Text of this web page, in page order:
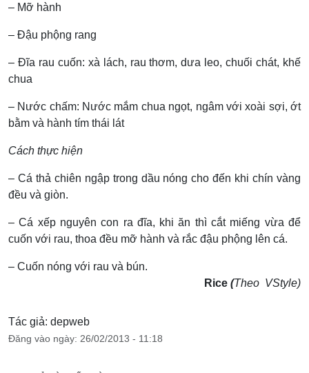
– Mỡ hành
– Đậu phộng rang
– Đĩa rau cuốn: xà lách, rau thơm, dưa leo, chuối chát, khế
chua
– Nước chấm: Nước mắm chua ngọt, ngâm với xoài sợi, ớt
bằm và hành tím thái lát
Cách thực hiện
– Cá thả chiên ngập trong dầu nóng cho đến khi chín vàng
đều và giòn.
– Cá xếp nguyên con ra đĩa, khi ăn thì cắt miếng vừa để
cuốn với rau, thoa đều mỡ hành và rắc đậu phộng lên cá.
– Cuốn nóng với rau và bún.
Rice (Theo VStyle)
Tác giả: depweb
Đăng vào ngày: 26/02/2013 - 11:18